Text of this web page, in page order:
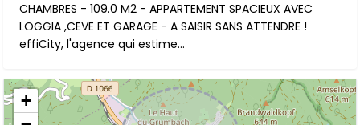
CHAMBRES - 109.0 M2 - APPARTEMENT SPACIEUX AVEC
LOGGIA ,CEVE ET GARAGE - A SAISIR SANS ATTENDRE !
effiCity, l'agence qui estime...
+